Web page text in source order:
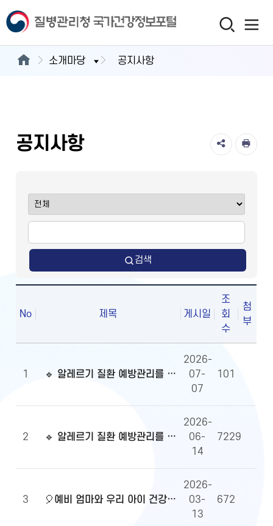
소개마당 공지사항
공지사항
검색
No 제목 게시일
조
회
수
첨
부
1 🔹 알레르기 질환 예방관리를 위한 알자내몸 이벤트 당첨자 발표
2026-
07-
07
101
2 🔹 알레르기 질환 예방관리를 위한 알자내몸 이벤트
2026-
06-
14
7229
3 🎈예비 엄마와 우리 아이 건강정보, 무엇이든 물어보세요!🎈당첨자 발표
2026-
03-
13
672